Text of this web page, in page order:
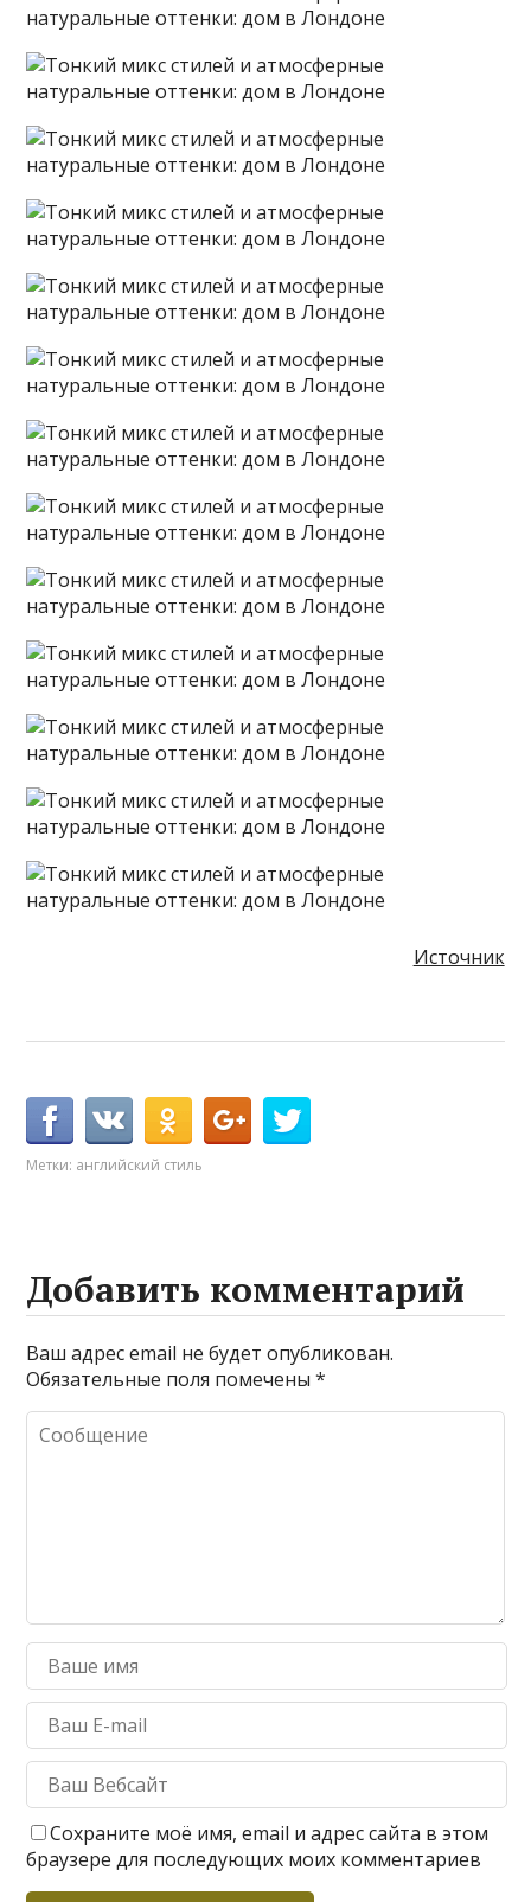
Источник
Метки: английский стиль
Добавить комментарий
Ваш адрес email не будет опубликован.
Обязательные поля помечены*
Сохраните моё имя, email и адрес сайта в этом
браузере для последующих моих комментариев